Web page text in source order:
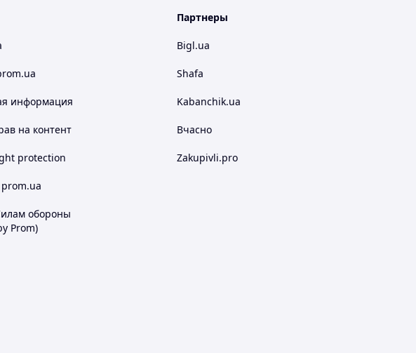
информация
на контент
protection
обороны
Prom)
Партнеры
Bigl.ua
Shafa
Kabanchik.ua
Вчасно
Zakupivli.pro